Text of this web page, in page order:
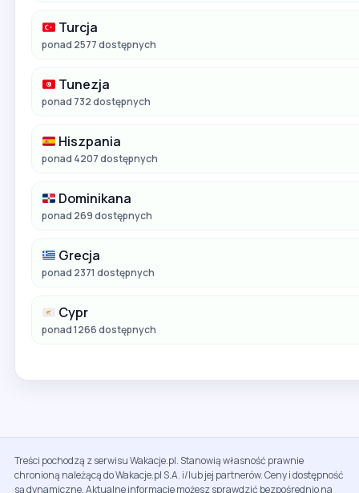
Turcja
ponad 2577 dostępnych
Tunezja
ponad 732 dostępnych
Hiszpania
ponad 4207 dostępnych
Dominikana
ponad 269 dostępnych
Grecja
ponad 2371 dostępnych
Cypr
ponad 1266 dostępnych
Treści pochodzą z serwisu Wakacje.pl. Stanowią własność prawnie
chronioną należącą do Wakacje.pl S.A. i/lub jej partnerów. Ceny i dostępność
są dynamiczne. Aktualne informacje możesz sprawdzić bezpośrednio na